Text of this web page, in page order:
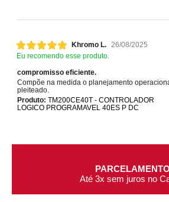
Khromo L. 26/08/2025
Eu recomendo esse produto.
compromisso eficiente.
Compõe na medida o planejamento
pleiteado.
Produto: TM200CE40T - CONTROLADOR
LOGICO PROGRAMAVEL 40ES P DC
PARCELAMENTO
Até 3x sem juros no